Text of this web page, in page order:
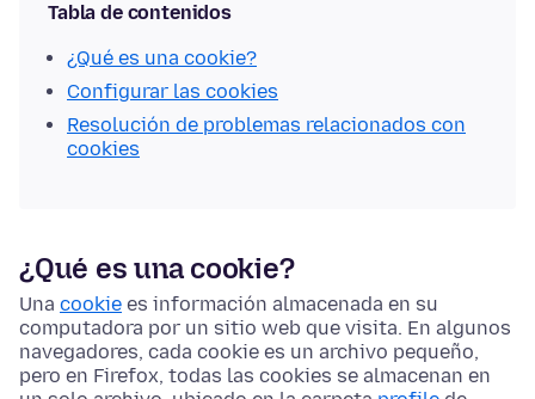
Tabla de contenidos
¿Qué es una cookie?
Configurar las cookies
Resolución de problemas relacionados con
cookies
¿Qué es una cookie?
Una cookie es información almacenada en su
computadora por un sitio web que visita. En algunos
navegadores, cada cookie es un archivo pequeño,
pero en Firefox, todas las cookies se almacenan en